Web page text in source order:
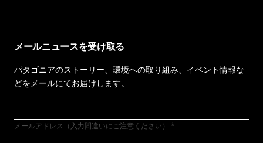
メールニュースを受け取る
パタゴニアのストーリー、環境への取り組み、イベント情報な
どをメールにてお届けします。
メールアドレス（入力間違いにご注意ください）